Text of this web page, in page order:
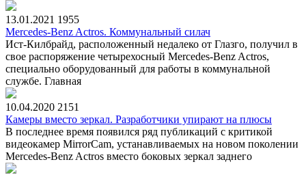
13.01.2021 1955
Mercedes-Benz Actros. Коммунальный силач
Ист-Килбрайд, расположенный недалеко от Глазго, получил в
свое распоряжение четырехосный Mercedes-Benz Actros,
специально оборудованный для работы в коммунальной
службе. Главная
10.04.2020 2151
Камеры вместо зеркал. Разработчики упирают на плюсы
В последнее время появился ряд публикаций с критикой
видеокамер MirrorCam, устанавливаемых на новом поколении
Mercedes-Benz Actros вместо боковых зеркал заднего